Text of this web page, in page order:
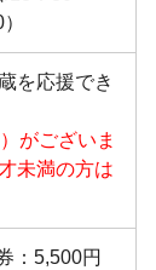
を応援でき
がございま
未満の方は
：5,500円